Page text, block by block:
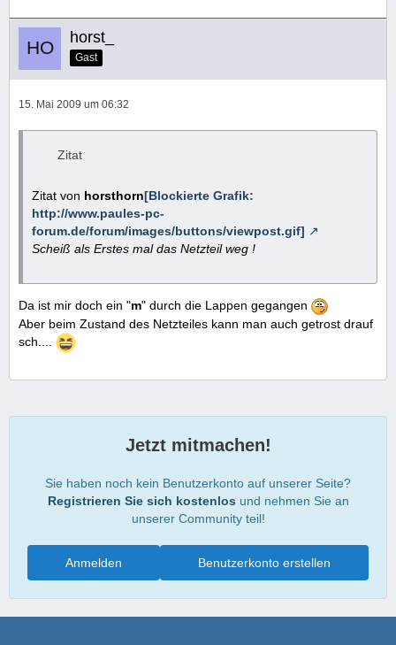
horst_
Gast
15. Mai 2009 um 06:32
Zitat
Zitat von horsthorn[Blockierte Grafik:
http://www.paules-pc-
forum.de/forum/images/buttons/viewpost.gif]
Scheiß als Erstes mal das Netzteil weg !
Da ist mir doch ein "m" durch die Lappen gegangen
Aber beim Zustand des Netzteiles kann man auch getrost drauf
sch....
Jetzt mitmachen!
Sie haben noch kein Benutzerkonto auf unserer Seite?
Registrieren Sie sich kostenlos und nehmen Sie an
unserer Community teil!
Benutzerkonto erstellen
Anmelden